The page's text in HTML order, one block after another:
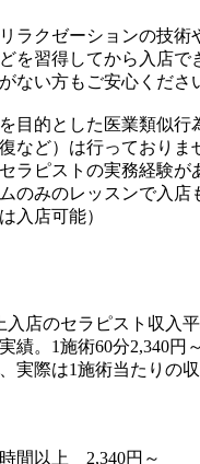
ラクゼーションの技術
を習得してから入店で
ない方もご安心くださ
目的とした医業類似行
など）は行っておりま
ラピストの実務経験が
のみのレッスンで入店
入店可能）
入店のセラピスト収入
績。1施術60分2,340
実際は1施術当たりの
間以上 2,340円～